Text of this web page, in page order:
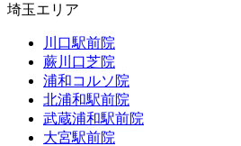
埼玉エリア
川口駅前院
蕨川口芝院
浦和コルソ院
北浦和駅前院
武蔵浦和駅前院
大宮駅前院